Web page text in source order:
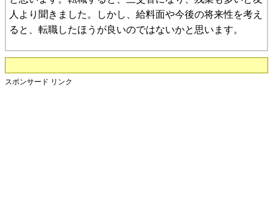
人より聞きました。しかし、給料面や今後の将来性を考え
ると、転職したほうが良いのではないかと思います。
スポンサード リンク